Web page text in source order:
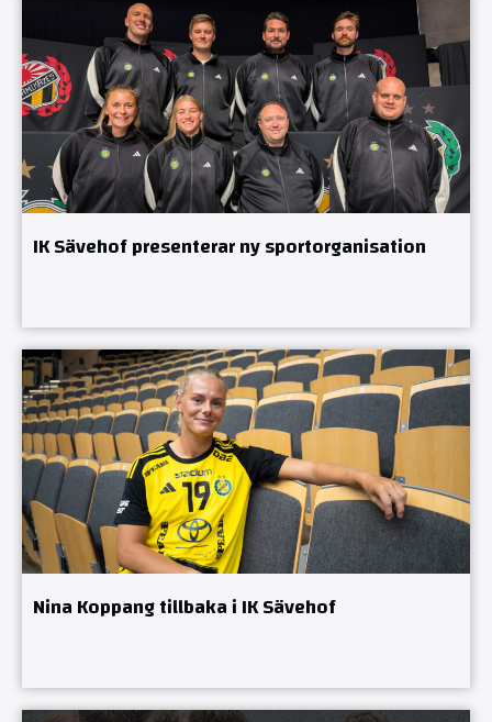
IK Sävehof presenterar ny sportorganisation
Nina Koppang tillbaka i IK Sävehof